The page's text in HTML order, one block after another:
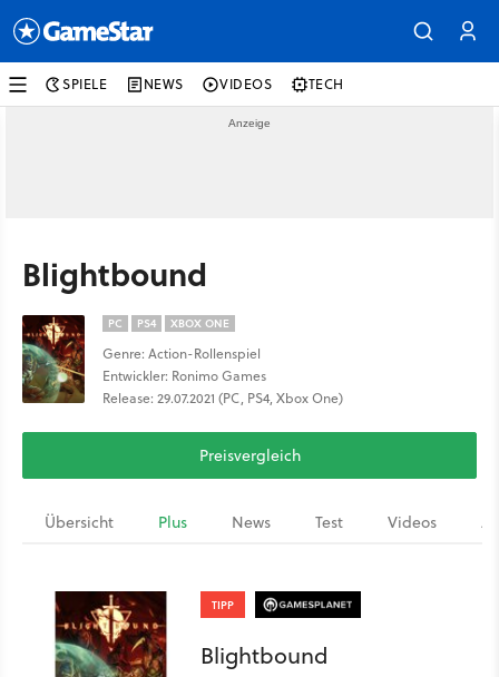
SPIELE NEWS VIDEOS TECH
Blightbound
PC PS4 XBOX ONE
Genre: Action-Rollenspiel
Entwickler: Ronimo Games
Release: 29.07.2021 (PC, PS4, Xbox One)
Preisvergleich
Übersicht Plus News Test Videos
TIPP
Blightbound